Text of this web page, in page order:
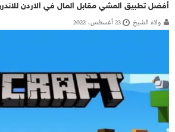
أفضل تطبيق المشي مقابل المال في الاردن
ولاء الشيخ 23 أغسطس، 2022